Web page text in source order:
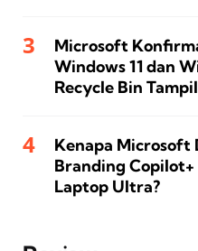
Microsoft
Windows 11 dan
Recycle Bin
Kenapa Microsoft
Branding
Laptop Ultra?